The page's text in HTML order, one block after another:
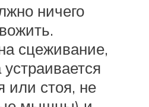
ничего
сцеживание,
или стоя, не